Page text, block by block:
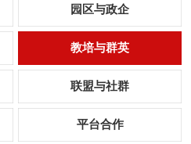
园区与政企
教培与群英
联盟与社群
平台合作